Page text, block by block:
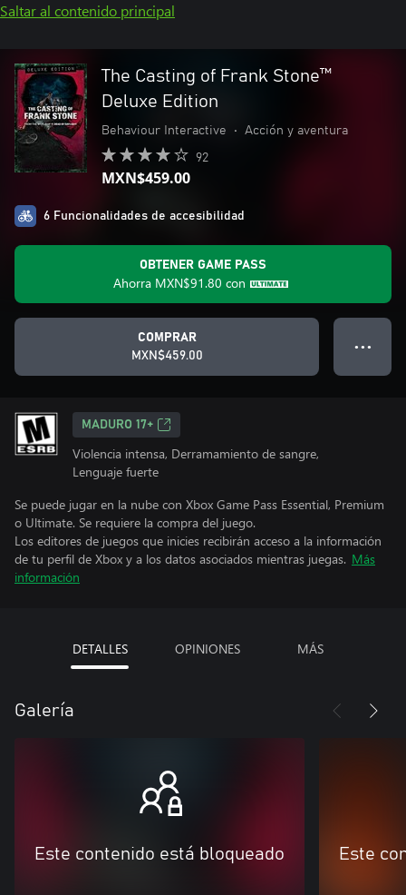
Saltar al contenido principal
The Casting of Frank Stone™
Deluxe Edition
Behaviour Interactive • Acción y aventura
92
MXN$459.00
6 Funcionalidades de accesibilidad
OBTENER GAME PASS
Ahorra MXN$91.80 con
COMPRAR
MXN$459.00
● ● ●
MADURO 17+
Violencia intensa, Derramamiento de sangre,
Lenguaje fuerte
Se puede jugar en la nube con Xbox Game Pass Essential, Premium
o Ultimate. Se requiere la compra del juego.
Los editores de juegos que inicies recibirán acceso a la información
de tu perfil de Xbox y a los datos asociados mientras juegas. Más
información
DETALLES OPINIONES MÁS
Galería
Este contenido está bloqueado Este